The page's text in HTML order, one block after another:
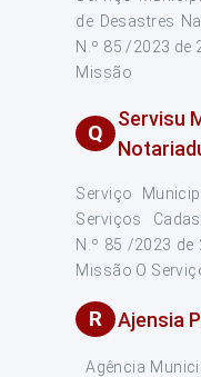
de Desastres
N.º 85 /2023
Missão
Q
Servisu
Serviço
Serviços
N.º 85 /2023
Missão O
R Ajensia
Agência